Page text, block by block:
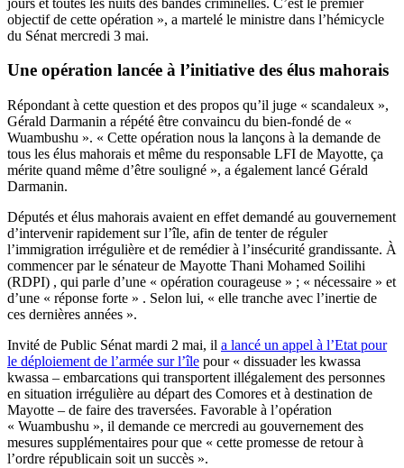
objectif de cette opération », a martelé le ministre dans l’hémicycle
du Sénat mercredi 3 mai.
Une opération lancée à l’initiative des élus mahorais
Répondant à cette question et des propos qu’il juge « scandaleux »,
Gérald Darmanin a répété être convaincu du bien-fondé de «
Wuambushu ». « Cette opération nous la lançons à la demande de
tous les élus mahorais et même du responsable LFI de Mayotte, ça
mérite quand même d’être souligné », a également lancé Gérald
Darmanin.
Députés et élus mahorais avaient en effet demandé au gouvernement
d’intervenir rapidement sur l’île, afin de tenter de réguler
l’immigration irrégulière et de remédier à l’insécurité grandissante. À
commencer par le sénateur de Mayotte Thani Mohamed Soilihi
(RDPI) , qui parle d’une « opération courageuse » ; « nécessaire » et
d’une « réponse forte » . Selon lui, « elle tranche avec l’inertie de
ces dernières années ».
Invité de Public Sénat mardi 2 mai, il a lancé un appel à l’Etat pour
le déploiement de l’armée sur l’île pour « dissuader les kwassa
kwassa – embarcations qui transportent illégalement des personnes
en situation irrégulière au départ des Comores et à destination de
Mayotte – de faire des traversées. Favorable à l’opération
« Wuambushu », il demande ce mercredi au gouvernement des
mesures supplémentaires pour que « cette promesse de retour à
l’ordre républicain soit un succès ».